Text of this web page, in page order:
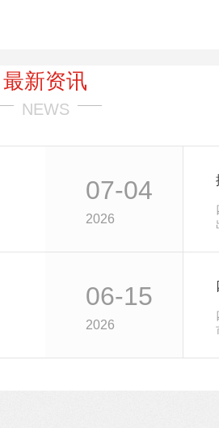
最新资讯
NEWS
07-04
2026
06-15
2026